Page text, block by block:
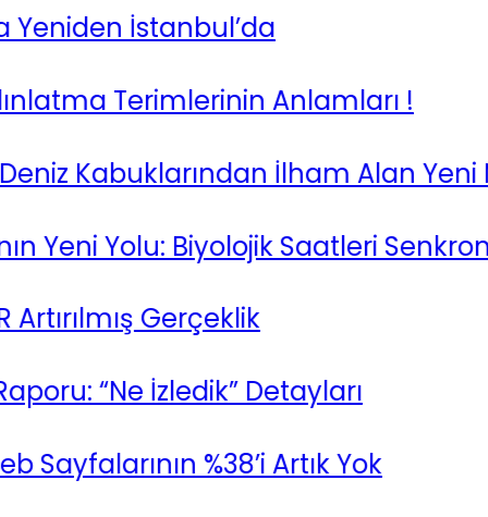
İstanbul’da
Terimlerinin Anlamları !
Kabuklarından İlham Alan Yeni
Yolu: Biyolojik Saatleri Senkronize
Gerçeklik
“Ne İzledik” Detayları
%38’i Artık Yok